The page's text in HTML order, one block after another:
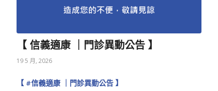
【 信義適康 ｜門診異動公告 】
19 5 月, 2026
【 #信義適康｜門診異動公告 】